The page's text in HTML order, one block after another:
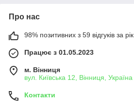
Про нас
98% позитивних з 59 відгуків за рік
Працює з 01.05.2023
м. Вінниця
вул. Київська 12, Вінниця, Україна
Контакти